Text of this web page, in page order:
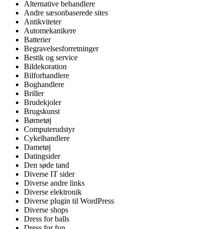
Alternative behandlere
Andre sæsonbaserede sites
Antikviteter
Automekanikere
Batterier
Begravelsesforretninger
Bestik og service
Bildekoration
Bilforhandlere
Boghandlere
Briller
Brudekjoler
Brugskunst
Børnetøj
Computerudstyr
Cykelhandlere
Dametøj
Datingsider
Den søde tand
Diverse IT sider
Diverse andre links
Diverse elektronik
Diverse plugin til WordPress
Diverse shops
Dress for balls